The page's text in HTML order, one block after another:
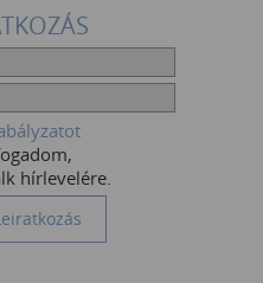
hírlevelére.